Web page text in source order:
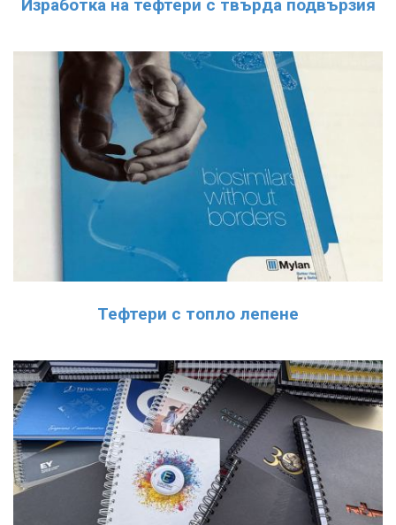
Изработка на тефтери с твърда подвързия
Тефтери с топло лепене